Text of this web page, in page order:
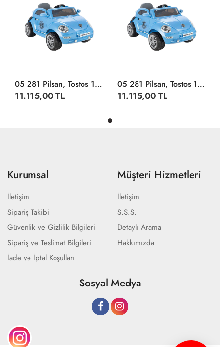
05 281 Pilsan, Tostos 12V Kumandalı Akülü Araba Metalik Mavi +3 Yaş
11.115,00 TL
05 281 Pilsan, Tostos 12V Kumandalı Akülü Araba Metalik Mavi +3 Yaş
11.115,00 TL
Kurumsal
İletişim
Sipariş Takibi
Güvenlik ve Gizlilik Bilgileri
Sipariş ve Teslimat Bilgileri
İade ve İptal Koşulları
Müşteri Hizmetleri
İletişim
S.S.S.
Detaylı Arama
Hakkımızda
Sosyal Medya